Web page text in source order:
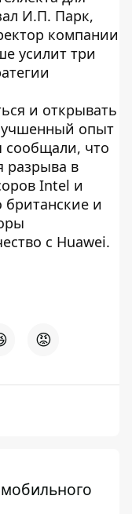
И.П. Парк,
компании
усилит три
и открывать
опыт
что
разрыва в
Intel и
британские и
с Huawei.
😡